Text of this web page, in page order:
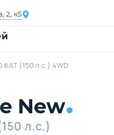
2, к5
6AT (150 л.с.) 4WD
New
л.с.)